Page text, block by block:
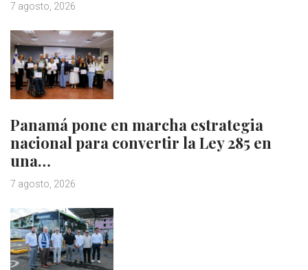
7 agosto, 2026
Panamá pone en marcha estrategia
nacional para convertir la Ley 285 en
una…
7 agosto, 2026